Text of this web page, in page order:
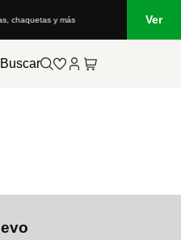
chaquetas y más Ver
Buscar